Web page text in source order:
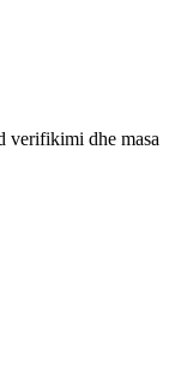
verifikimi dhe masa